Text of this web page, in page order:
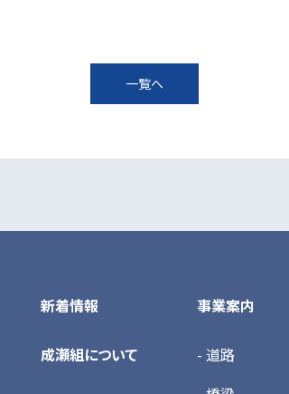
一覧へ
新着情報
成瀬組について
事業案内
- 道路